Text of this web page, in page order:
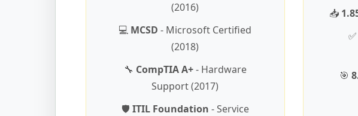
(2016)
💻 MCSD - Microsoft Certified
(2018)
🔧 CompTIA A+- Hardware
Support (2017)
🛡️ ITIL Foundation - Service
📥
🎯